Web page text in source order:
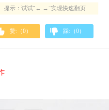
提示：试试"← →"实现快速翻页
赞:（0） 踩:（0）